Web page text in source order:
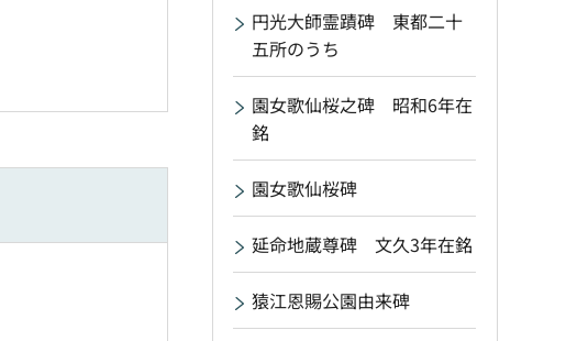
円光大師霊蹟碑 東都二十
五所のうち
園女歌仙桜之碑 昭和6年在
銘
園女歌仙桜碑
延命地蔵尊碑 文久3年在銘
猿江恩賜公園由来碑